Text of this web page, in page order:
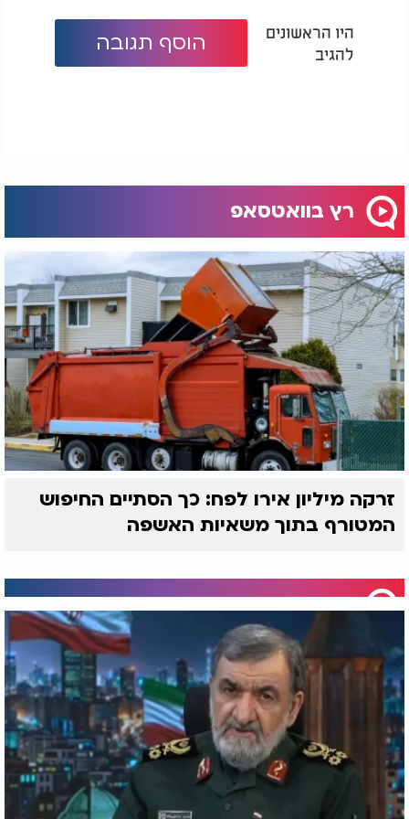
היו הראשונים
להגיב
הוסף תגובה
רץ בוואטסאפ
זרקה מיליון אירו לפח: כך הסתיים החיפוש
המטורף בתוך משאיות האשפה